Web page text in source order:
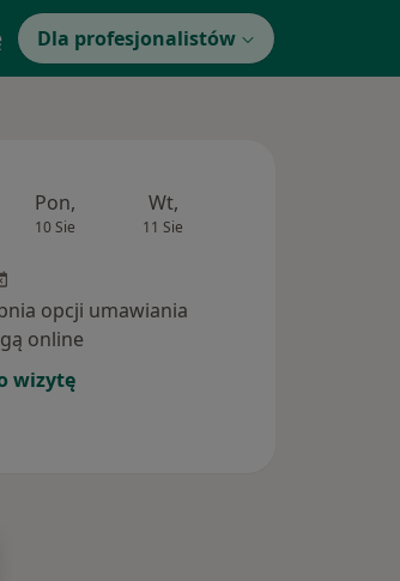
Dla profesjonalistów
Pon,
10 Sie
Wt,
11 Sie
opcji umawiania
online
wizytę